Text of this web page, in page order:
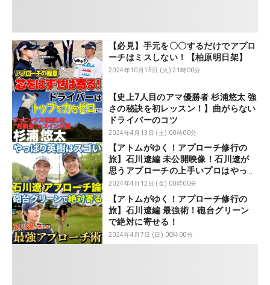
【必見】手元を〇〇するだけでアプロ
ーチはミスしない！【柏原明日架】
2024年10月15日 (火) 21時00分
【史上7人目のアマ優勝者 杉浦悠太 強
さの秘訣を初レッスン！】曲がらない
ドライバーのコツ
2024年4月13日 (土) 00時00分
【アトムがゆく！アプローチ修行の
旅】石川遼編 未公開映像！石川遼が
思うアプローチの上手いプロはやっぱ
りあの人
2024年4月12日 (金) 00時00分
【アトムがゆく！アプローチ修行の
旅】石川遼編 最強術！砲台グリーン
で絶対に寄せる！
2024年4月7日 (日) 00時00分